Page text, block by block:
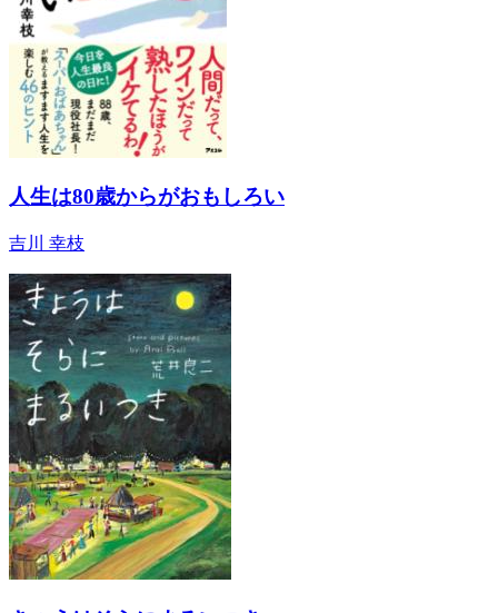
人生は80歳からがおもしろい
吉川 幸枝